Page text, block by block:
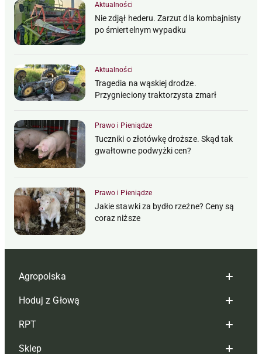
Aktualności
Nie zdjął hederu. Zarzut dla kombajnisty
po śmiertelnym wypadku
Aktualności
Tragedia na wąskiej drodze.
Przygnieciony traktorzysta zmarł
Prawo i Pieniądze
Tuczniki o złotówkę droższe. Skąd tak
gwałtowne podwyżki cen?
Prawo i Pieniądze
Jakie stawki za bydło rzeźne? Ceny są
coraz niższe
Agropolska
Redakcja
Reklama
Tagi
Hoduj z Głową
Hoduj z głową bydło
RPT
Sklep